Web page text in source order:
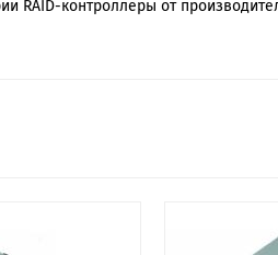
RAID-контроллеры от